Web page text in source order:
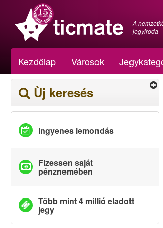
A
jegyiroda
Kezdőlap Városok
Ùj keresés
Ingyenes lemondás
Fizessen saját
pénznemében
Több mint 4 millió eladott
jegy